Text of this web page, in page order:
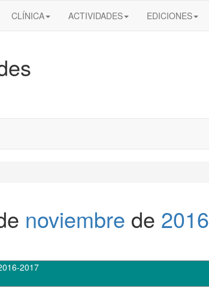
CLÍNICA ACTIVIDADES EDICIONES
noviembre de 2016
2017